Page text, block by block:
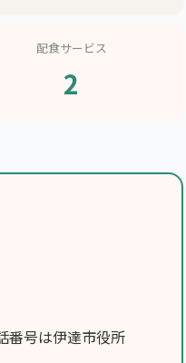
配食サービス
2
番号は伊達市役所